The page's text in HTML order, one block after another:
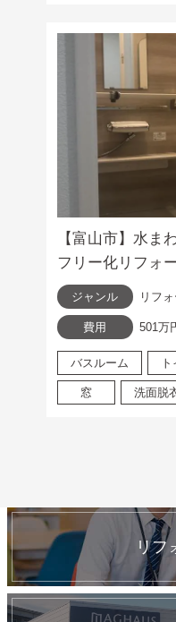
【富山市】水ま
フリー化リフォ
ジャンル リフ
費用 501万
バスルーム
窓 洗面脱
リフ